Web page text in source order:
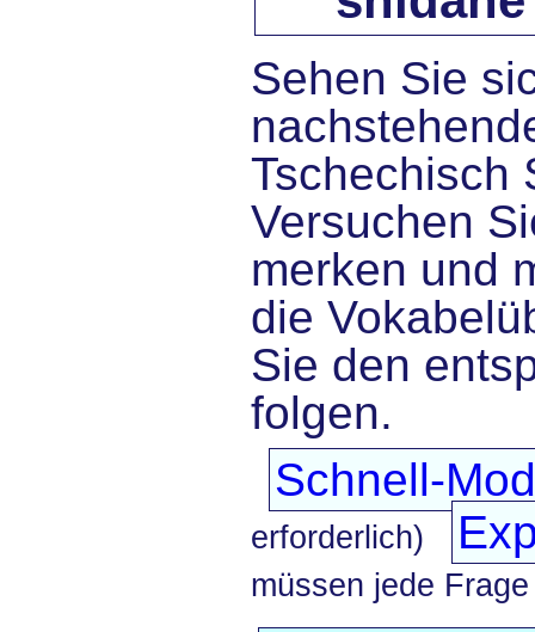
Sehen Sie
Tschechisch
Versuchen
merken und
die
Sie den
folgen.
Schnell-
erforderlich)
müssen jede